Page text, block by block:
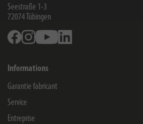
Seestraße 1-3
72074 Tübingen
FacebookInstagramYoutube
Informations
Garantie fabricant
Service
Entreprise